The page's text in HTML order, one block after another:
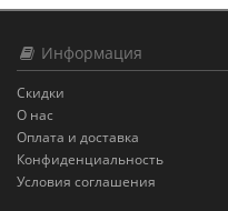
Информация
Скидки
О нас
Оплата и доставка
Конфиденциальность
Условия соглашения